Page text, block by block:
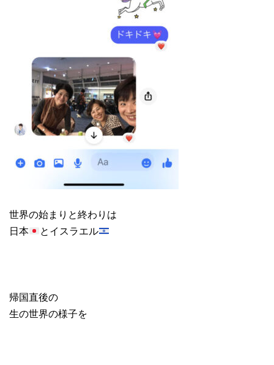
世界の始まりと終わりは
日本
とイスラエル
帰国直後の
生の世界の様子を